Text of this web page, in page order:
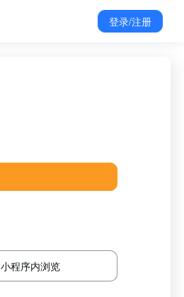
登录/注册
小程序内浏览